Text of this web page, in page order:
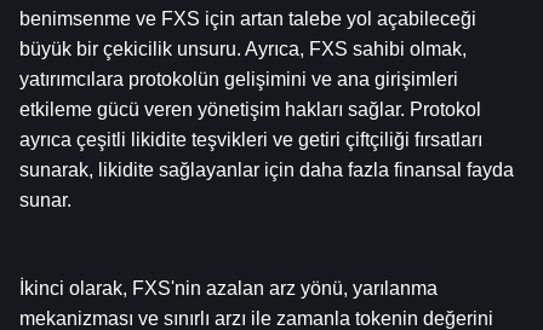
benimsenme ve FXS için artan talebe yol açabileceği
büyük bir çekicilik unsuru. Ayrıca, FXS sahibi olmak,
yatırımcılara protokolün gelişimini ve ana girişimleri
etkileme gücü veren yönetişim hakları sağlar. Protokol
ayrıca çeşitli likidite teşvikleri ve getiri çiftçiliği fırsatları
sunarak, likidite sağlayanlar için daha fazla finansal fayda
sunar.
İkinci olarak, FXS'nin azalan arz yönü, yarılanma
mekanizması ve sınırlı arzı ile zamanla tokenin değerini